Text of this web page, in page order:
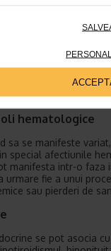
renale cronice,
progresiva a
in insuficienta renala
hematologice
sa se manifeste
special afectiunile
manifesta intr-o
urmare fie a unui
sau pierderi de
se pot asocia